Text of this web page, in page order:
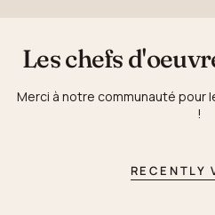
Les chefs
Merci à notre communauté pour
!
RECENTLY